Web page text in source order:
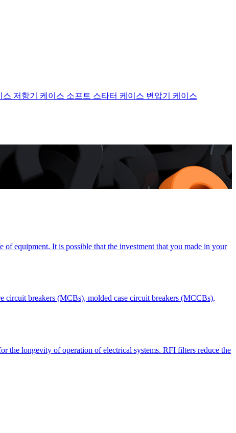
스 저항기 케이스 소프트 스타터 케이스 변압기 케이스
of equipment. It is possible that the investment that you made in your
circuit breakers (MCBs), molded case circuit breakers (MCCBs),
the longevity of operation of electrical systems. RFI filters reduce the